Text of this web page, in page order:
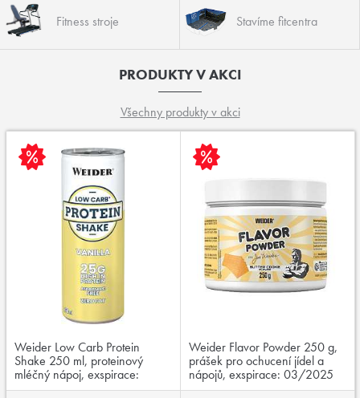
Fitness stroje Stavíme fitcentra
PRODUKTY V AKCI
Všechny produkty v akci
Weider Low Carb Protein
Shake 250 ml, proteinový
mléčný nápoj, exspirace:
03/2026
Weider Flavor Powder 250 g,
prášek pro ochucení jídel a
nápojů, exspirace: 03/2025